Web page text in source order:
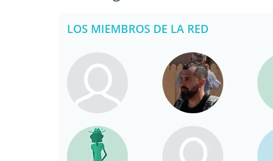
LOS MIEMBROS DE LA RED